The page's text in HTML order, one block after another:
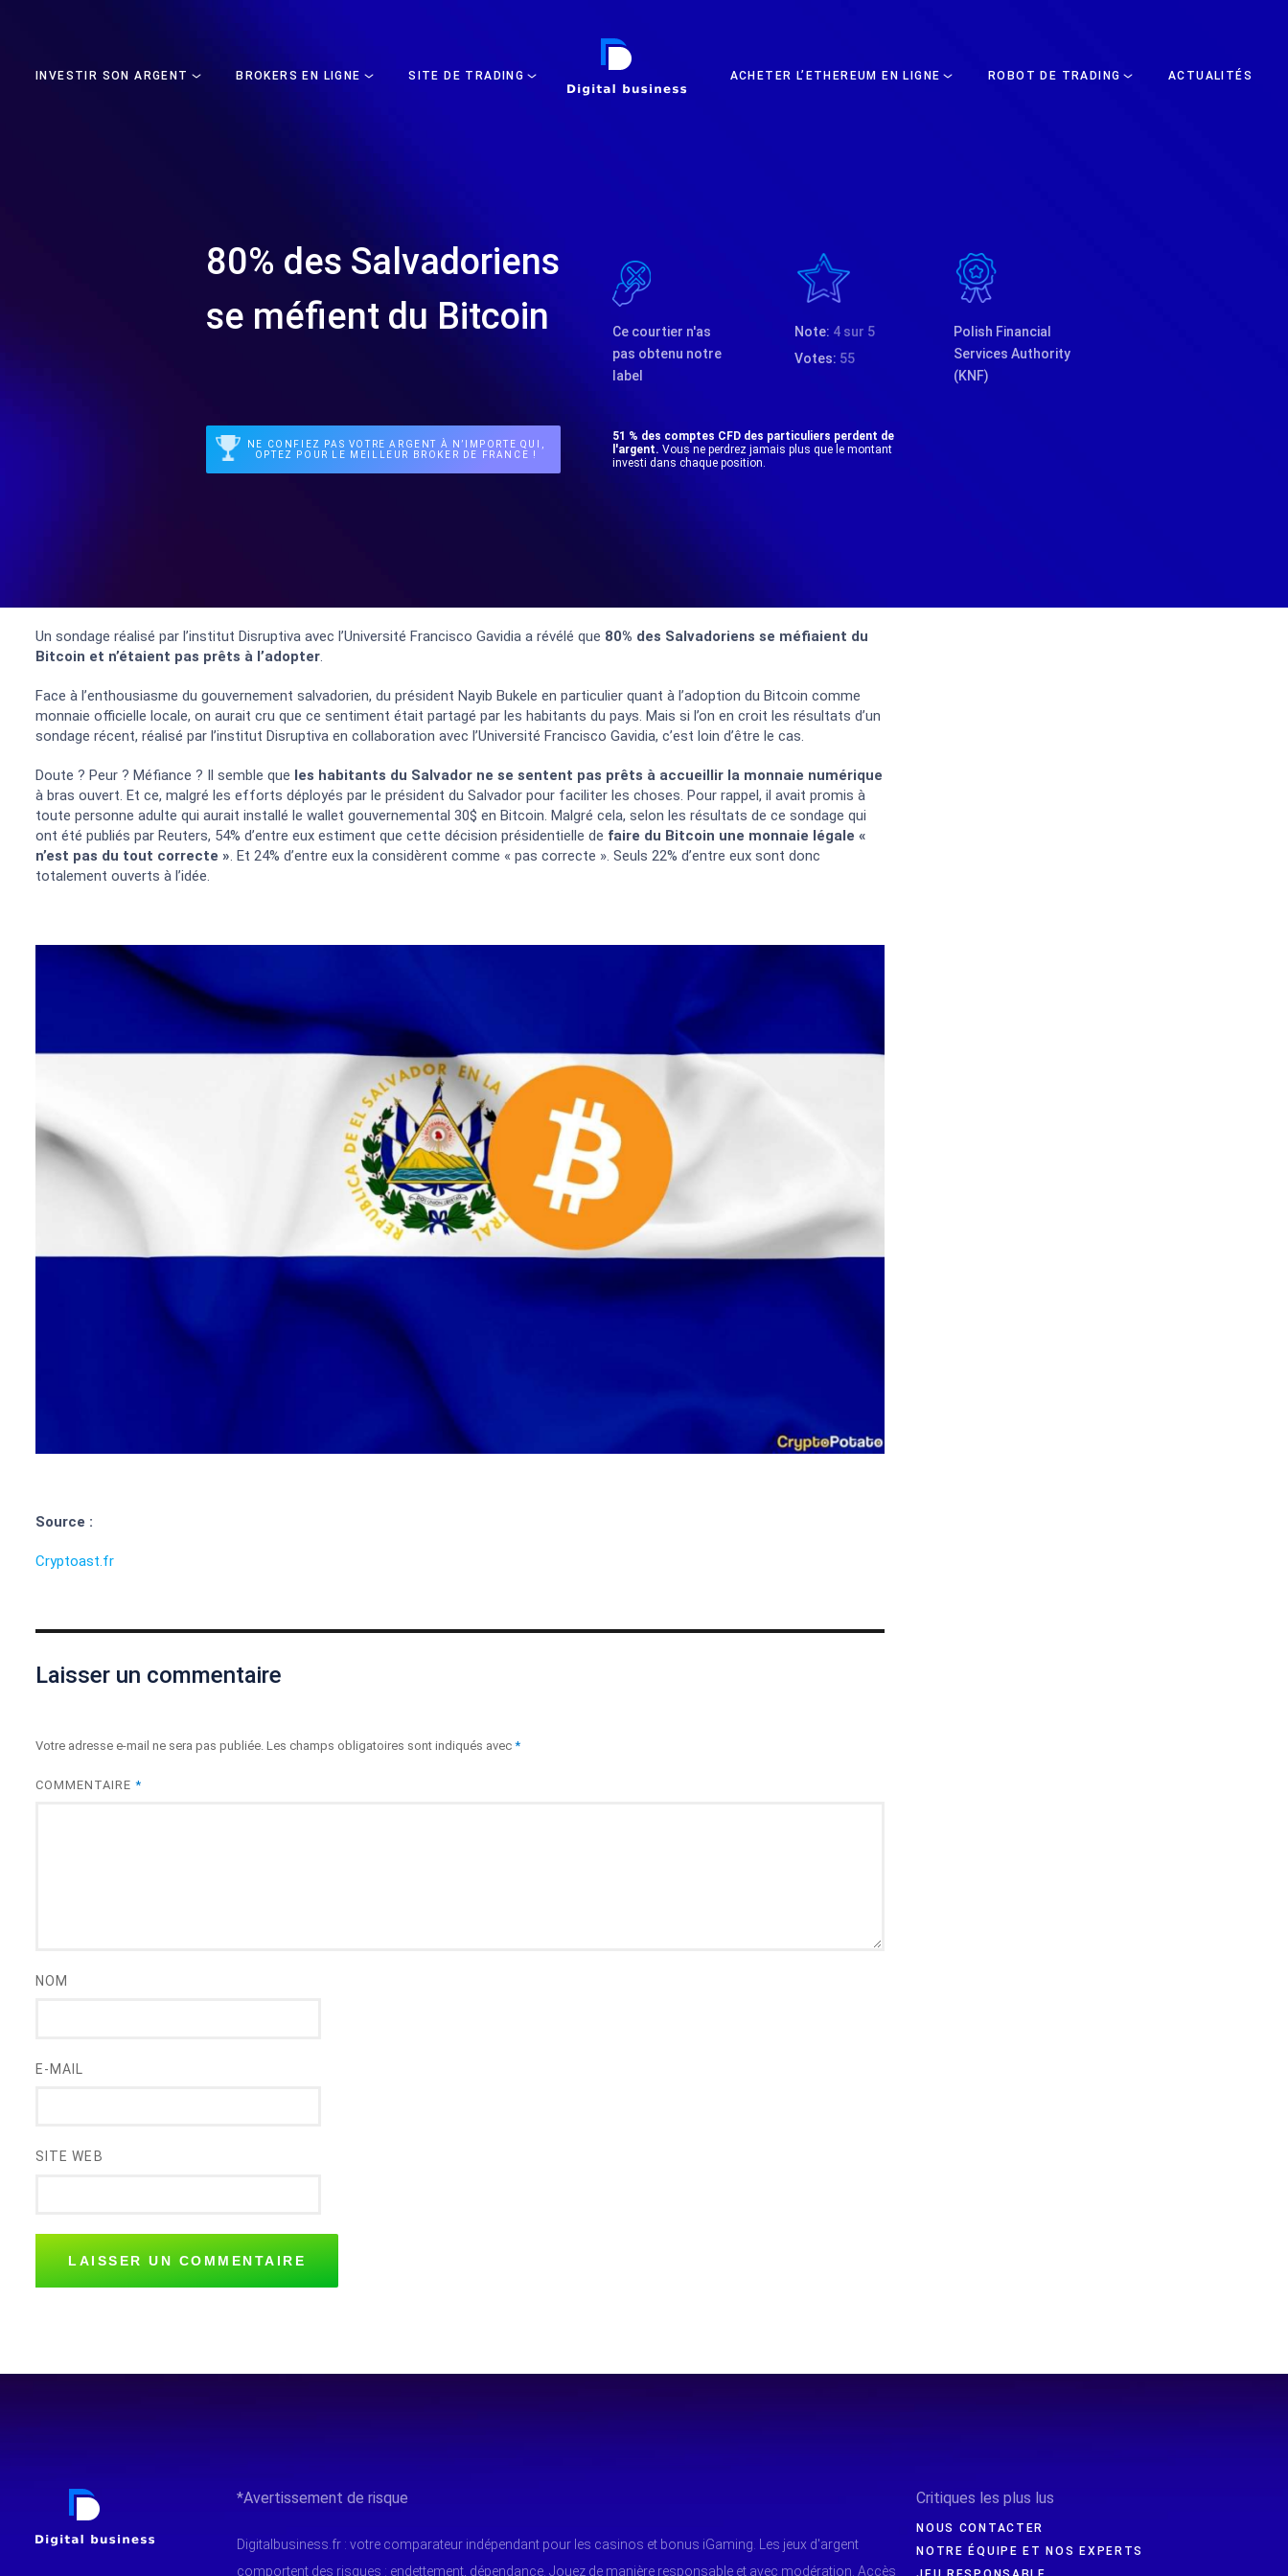
INVESTIR SON ARGENT BROKERS EN LIGNE SITE DE TRADING
DIGITAL BUSINESS
ACHETER L’ETHEREUM EN LIGNE ROBOT DE TRADING ACTUALITÉS
80% des Salvadoriens
se méfient du Bitcoin
Ce courtier n'as
pas obtenu notre
label
Note: 4 sur 5
Votes: 55
Polish Financial
Services Authority
(KNF)
NE CONFIEZ PAS VOTRE ARGENT À N’IMPORTE QUI,
OPTEZ POUR LE MEILLEUR BROKER DE FRANCE !
51 % des comptes CFD des particuliers perdent de
l'argent. Vous ne perdrez jamais plus que le montant
investi dans chaque position.
Un sondage réalisé par l’institut Disruptiva avec l’Université Francisco Gavidia a révélé que 80% des Salvadoriens se méfiaient du
Bitcoin et n’étaient pas prêts à l’adopter.
Face à l’enthousiasme du gouvernement salvadorien, du président Nayib Bukele en particulier quant à l’adoption du Bitcoin comme
monnaie officielle locale, on aurait cru que ce sentiment était partagé par les habitants du pays. Mais si l’on en croit les résultats d’un
sondage récent, réalisé par l’institut Disruptiva en collaboration avec l’Université Francisco Gavidia, c’est loin d’être le cas.
Doute ? Peur ? Méfiance ? Il semble que les habitants du Salvador ne se sentent pas prêts à accueillir la monnaie numérique
à bras ouvert. Et ce, malgré les efforts déployés par le président du Salvador pour faciliter les choses. Pour rappel, il avait promis à
toute personne adulte qui aurait installé le wallet gouvernemental 30$ en Bitcoin. Malgré cela, selon les résultats de ce sondage qui
ont été publiés par Reuters, 54% d’entre eux estiment que cette décision présidentielle de faire du Bitcoin une monnaie légale «
n’est pas du tout correcte ». Et 24% d’entre eux la considèrent comme « pas correcte ». Seuls 22% d’entre eux sont donc
totalement ouverts à l’idée.
Source :
Cryptoast.fr
Laisser un commentaire
Votre adresse e-mail ne sera pas publiée. Les champs obligatoires sont indiqués avec *
COMMENTAIRE *
NOM
E-MAIL
SITE WEB
*Avertissement de risque
Digitalbusiness.fr : votre comparateur indépendant pour les casinos et bonus iGaming. Les jeux d'argent
comportent des risques : endettement, dépendance. Jouez de manière responsable et avec modération. Accès
Critiques les plus lus
NOUS CONTACTER
NOTRE ÉQUIPE ET NOS EXPERTS